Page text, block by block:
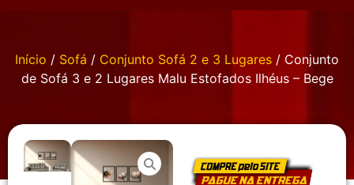
Início / Sofá / Conjunto Sofá 2 e 3 Lugares / Conjunto
de Sofá 3 e 2 Lugares Malu Estofados Ilhéus – Bege